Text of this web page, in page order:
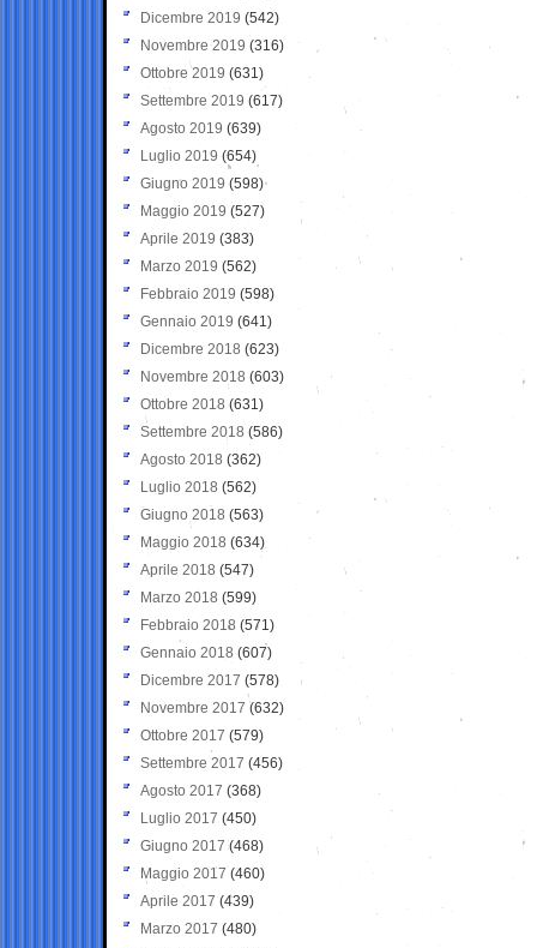
Dicembre 2019 (542)
Novembre 2019 (316)
Ottobre 2019 (631)
Settembre 2019 (617)
Agosto 2019 (639)
Luglio 2019 (654)
Giugno 2019 (598)
Maggio 2019 (527)
Aprile 2019 (383)
Marzo 2019 (562)
Febbraio 2019 (598)
Gennaio 2019 (641)
Dicembre 2018 (623)
Novembre 2018 (603)
Ottobre 2018 (631)
Settembre 2018 (586)
Agosto 2018 (362)
Luglio 2018 (562)
Giugno 2018 (563)
Maggio 2018 (634)
Aprile 2018 (547)
Marzo 2018 (599)
Febbraio 2018 (571)
Gennaio 2018 (607)
Dicembre 2017 (578)
Novembre 2017 (632)
Ottobre 2017 (579)
Settembre 2017 (456)
Agosto 2017 (368)
Luglio 2017 (450)
Giugno 2017 (468)
Maggio 2017 (460)
Aprile 2017 (439)
Marzo 2017 (480)